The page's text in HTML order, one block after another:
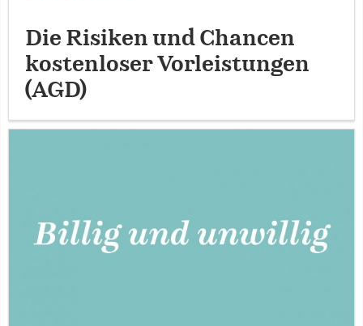
Die Risiken und Chancen
kostenloser Vorleistungen
(AGD)